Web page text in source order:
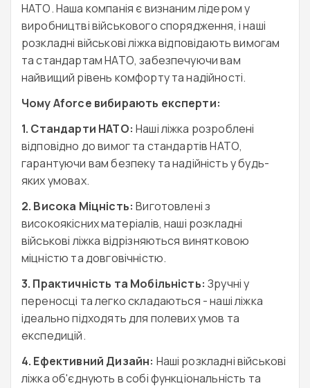
НАТО. Наша компанія є визнаним лідером у
виробництві військового спорядження, і наші
розкладні військові ліжка відповідають вимогам
та стандартам НАТО, забезпечуючи вам
найвищий рівень комфорту та надійності.
Чому Aforce вибирають експерти:
1. Стандарти НАТО: Наші ліжка розроблені
відповідно до вимог та стандартів НАТО,
гарантуючи вам безпеку та надійність у будь-
яких умовах.
2. Висока Міцність: Виготовлені з
високоякісних матеріалів, наші розкладні
військові ліжка відрізняються винятковою
міцністю та довговічністю.
3. Практичність та Мобільність: Зручні у
переносці та легко складаються - наші ліжка
ідеально підходять для полевих умов та
експедицій.
4. Ефективний Дизайн: Наші розкладні військові
ліжка об'єднують в собі функціональність та